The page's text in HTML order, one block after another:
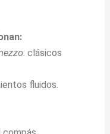
: clásicos
fluidos.